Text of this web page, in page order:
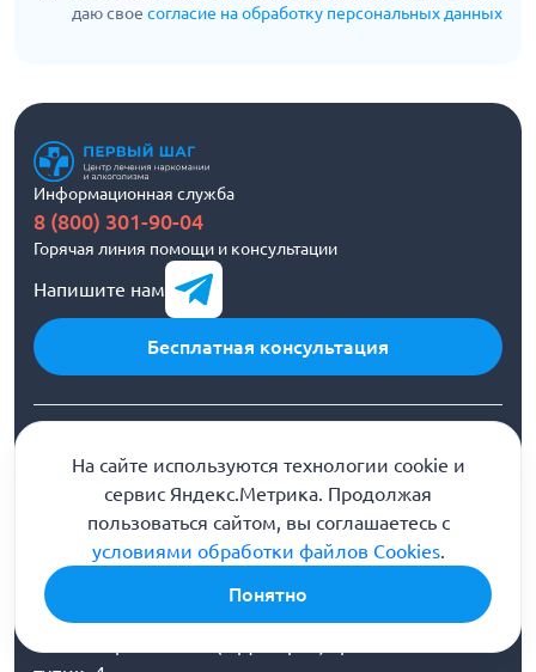
даю свое согласие на обработку персональных данных
Информационная служба
8 (800) 301-90-04
Горячая линия помощи и консультации
Напишите нам
Бесплатная консультация
ИНН 7714346889 КПП 771401001
Медицинская лицензия Л041-01137-
77/00334180
На сайте используются технологии cookie и
сервис Яндекс.Метрика. Продолжая
пользоваться сайтом, вы соглашаетесь с
условиями обработки файлов Cookies.
Понятно